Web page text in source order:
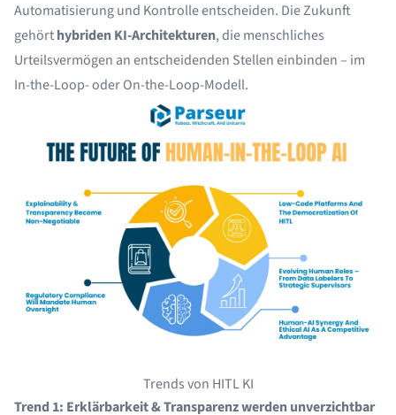
Automatisierung und Kontrolle entscheiden. Die Zukunft
gehörthybriden KI-Architekturen, die menschliches
Urteilsvermögen an entscheidenden Stellen einbinden – im
In-the-Loop- oder On-the-Loop-Modell.
Trends von HITL KI
Trend 1: Erklärbarkeit & Transparenz werden unverzichtbar